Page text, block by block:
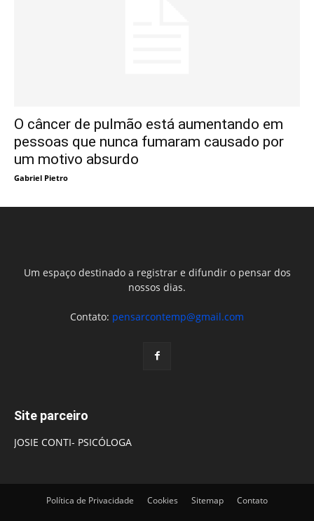
O câncer de pulmão está aumentando em
pessoas que nunca fumaram causado por
um motivo absurdo
Gabriel Pietro
Um espaço destinado a registrar e difundir o pensar dos
nossos dias.
Contato: pensarcontemp@gmail.com
Site parceiro
JOSIE CONTI- PSICÓLOGA
Política de Privacidade Cookies Sitemap Contato